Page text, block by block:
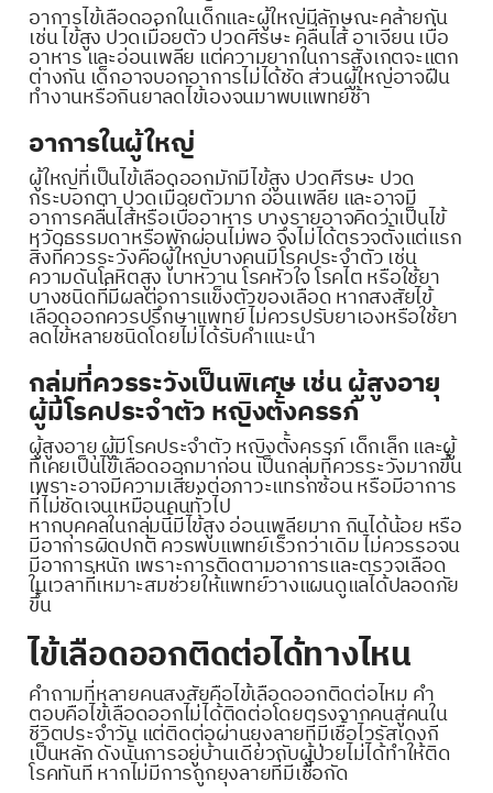
อาการไข้เลือดออกในเด็กและผู้ใหญ่มีลักษณะคล้ายกัน
เช่น ไข้สูง ปวดเมื่อยตัว ปวดศีรษะ คลื่นไส้ อาเจียน เบื่อ
อาหาร และอ่อนเพลีย แต่ความยากในการสังเกตจะแตก
ต่างกัน เด็กอาจบอกอาการไม่ได้ชัด ส่วนผู้ใหญ่อาจฝืน
ทำงานหรือกินยาลดไข้เองจนมาพบแพทย์ช้า
อาการในผู้ใหญ่
ผู้ใหญ่ที่เป็นไข้เลือดออกมักมีไข้สูง ปวดศีรษะ ปวด
กระบอกตา ปวดเมื่อยตัวมาก อ่อนเพลีย และอาจมี
อาการคลื่นไส้หรือเบื่ออาหาร บางรายอาจคิดว่าเป็นไข้
หวัดธรรมดาหรือพักผ่อนไม่พอ จึงไม่ได้ตรวจตั้งแต่แรก
สิ่งที่ควรระวังคือผู้ใหญ่บางคนมีโรคประจำตัว เช่น
ความดันโลหิตสูง เบาหวาน โรคหัวใจ โรคไต หรือใช้ยา
บางชนิดที่มีผลต่อการแข็งตัวของเลือด หากสงสัยไข้
เลือดออกควรปรึกษาแพทย์ ไม่ควรปรับยาเองหรือใช้ยา
ลดไข้หลายชนิดโดยไม่ได้รับคำแนะนำ
กลุ่มที่ควรระวังเป็นพิเศษ เช่น ผู้สูงอายุ
ผู้มีโรคประจำตัว หญิงตั้งครรภ์
ผู้สูงอายุ ผู้มีโรคประจำตัว หญิงตั้งครรภ์ เด็กเล็ก และผู้
ที่เคยเป็นไข้เลือดออกมาก่อน เป็นกลุ่มที่ควรระวังมากขึ้น
เพราะอาจมีความเสี่ยงต่อภาวะแทรกซ้อน หรือมีอาการ
ที่ไม่ชัดเจนเหมือนคนทั่วไป
หากบุคคลในกลุ่มนี้มีไข้สูง อ่อนเพลียมาก กินได้น้อย หรือ
มีอาการผิดปกติ ควรพบแพทย์เร็วกว่าเดิม ไม่ควรรอจน
มีอาการหนัก เพราะการติดตามอาการและตรวจเลือด
ในเวลาที่เหมาะสมช่วยให้แพทย์วางแผนดูแลได้ปลอดภัย
ขึ้น
ไข้เลือดออกติดต่อได้ทางไหน
คำถามที่หลายคนสงสัยคือไข้เลือดออกติดต่อไหม คำ
ตอบคือไข้เลือดออกไม่ได้ติดต่อโดยตรงจากคนสู่คนใน
ชีวิตประจำวัน แต่ติดต่อผ่านยุงลายที่มีเชื้อไวรัสเดงกี
เป็นหลัก ดังนั้นการอยู่บ้านเดียวกับผู้ป่วยไม่ได้ทำให้ติด
โรคทันที หากไม่มีการถูกยุงลายที่มีเชื้อกัด